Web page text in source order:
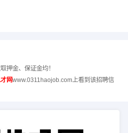
押金、保证金均！
网www.0311haojob.com上看到该招聘信